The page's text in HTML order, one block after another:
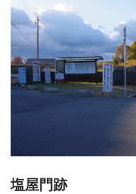
塩屋門跡